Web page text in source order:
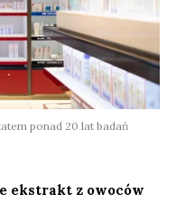
ponad 20 lat badań
ekstrakt z owoców